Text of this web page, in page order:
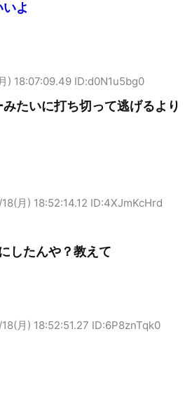
よ
) 18:07:09.49 ID:d0N1u5bg0
たいに打ち切って逃げるより
月) 18:52:14.12 ID:4XJmKcHrd
したんや？教えて
月) 18:52:51.27 ID:6P8znTqk0